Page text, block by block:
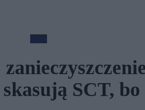
Moto
skasują SCT,